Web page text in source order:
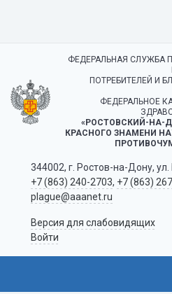
ФЕДЕРАЛЬНАЯ СЛУЖБА
ПОТРЕБИТЕЛЕЙ И
ФЕДЕРАЛЬНОЕ
«РОСТОВСКИЙ-НА-
КРАСНОГО ЗНАМЕНИ
344002, г. Ростов-на-Дону,
+7 (863) 240-2703, +7 (863)
plague@aaanet.ru
Версия для слабовидящих
Войти